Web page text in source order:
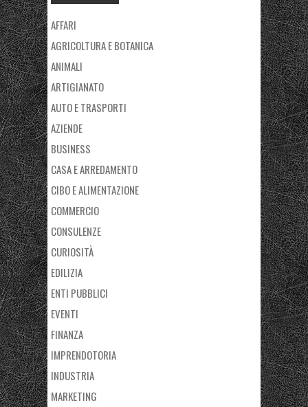
AFFARI
AGRICOLTURA E BOTANICA
ANIMALI
ARTIGIANATO
AUTO E TRASPORTI
AZIENDE
BUSINESS
CASA E ARREDAMENTO
CIBO E ALIMENTAZIONE
COMMERCIO
CONSULENZE
CURIOSITÀ
EDILIZIA
ENTI PUBBLICI
EVENTI
FINANZA
IMPRENDOTORIA
INDUSTRIA
MARKETING